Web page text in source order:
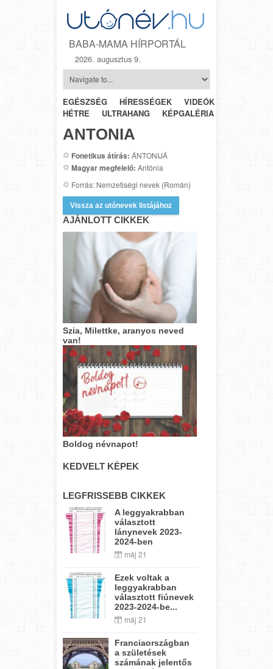
BABA-MAMA HÍRPORTÁL
2026. augusztus 9.
EGÉSZSÉG HÍRESSÉGEK VIDEÓK
HÉTRŐL-
HÉTRE
ULTRAHANG KÉPGALÉRIA
ANTONIA
Fonetikus átírás: ÁNTONIJÁ
Magyar megfelelő: Antónia
Forrás: Nemzetiségi nevek (Román)
Vissza az utónevek listájához
AJÁNLOTT CIKKEK
Szia, Milettke, aranyos neved
van!
Boldog névnapot!
KEDVELT KÉPEK
LEGFRISSEBB CIKKEK
A leggyakrabban
választott
lánynevek 2023-
2024-ben
máj 21
Ezek voltak a
leggyakrabban
választott fiúnevek
2023-2024-be...
máj 21
Franciaországban
a születések
számának jelentős